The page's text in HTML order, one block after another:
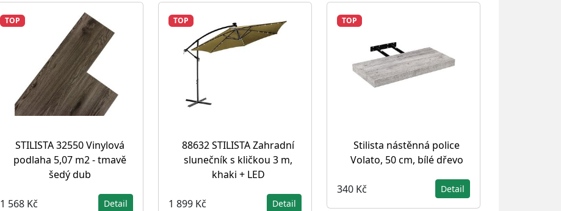
TOP
STILISTA 32550 Vinylová
podlaha 5,07 m2 - tmavě
šedý dub
1 568 Kč Detail
TOP
88632 STILISTA Zahradní
slunečník s kličkou 3 m,
khaki + LED
1 899 Kč Detail
TOP
Stilista nástěnná police
Volato, 50 cm, bílé dřevo
340 Kč Detail